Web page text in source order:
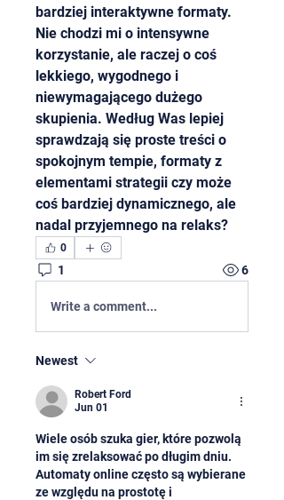
bardziej interaktywne formaty.
Nie chodzi mi o intensywne
korzystanie, ale raczej o coś
lekkiego, wygodnego i
niewymagającego dużego
skupienia. Według Was lepiej
sprawdzają się proste treści o
spokojnym tempie, formaty z
elementami strategii czy może
coś bardziej dynamicznego, ale
nadal przyjemnego na relaks?
0
1 6
Write a comment...
Newest
Robert Ford
Jun 01
Wiele osób szuka gier, które pozwolą
im się zrelaksować po długim dniu.
Automaty online często są wybierane
ze względu na prostotę i